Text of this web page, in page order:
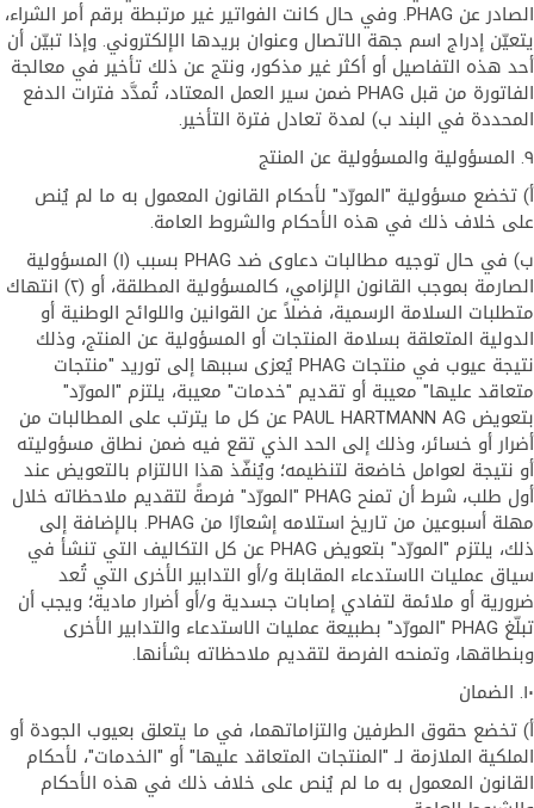
الصادر عن PHAG. وفي حال كانت الفواتير غير مرتبطة برقم أمر الشراء،
يتعيّن إدراج اسم جهة الاتصال وعنوان بريدها الإلكتروني. وإذا تبيّن أن
أحد هذه التفاصيل أو أكثر غير مذكور، ونتج عن ذلك تأخير في معالجة
الفاتورة من قبل PHAG ضمن سير العمل المعتاد، تُمدَّد فترات الدفع
المحددة في البند ب) لمدة تعادل فترة التأخير.
٩. المسؤولية والمسؤولية عن المنتج
أ) تخضع مسؤولية "المورّد" لأحكام القانون المعمول به ما لم يُنص
على خلاف ذلك في هذه الأحكام والشروط العامة.
ب) في حال توجيه مطالبات دعاوى ضد PHAG بسبب (١) المسؤولية
الصارمة بموجب القانون الإلزامي، كالمسؤولية المطلقة، أو (٢) انتهاك
متطلبات السلامة الرسمية، فضلاً عن القوانين واللوائح الوطنية أو
الدولية المتعلقة بسلامة المنتجات أو المسؤولية عن المنتج، وذلك
نتيجة عيوب في منتجات PHAG يُعزى سببها إلى توريد "منتجات
متعاقد عليها" معيبة أو تقديم "خدمات" معيبة، يلتزم "المورّد"
بتعويض PAUL HARTMANN AG عن كل ما يترتب على المطالبات من
أضرار أو خسائر، وذلك إلى الحد الذي تقع فيه ضمن نطاق مسؤوليته
أو نتيجة لعوامل خاضعة لتنظيمه؛ ويُنفّذ هذا الالتزام بالتعويض عند
أول طلب، شرط أن تمنح PHAG "المورّد" فرصةً لتقديم ملاحظاته خلال
مهلة أسبوعين من تاريخ استلامه إشعارًا من PHAG. بالإضافة إلى
ذلك، يلتزم "المورّد" بتعويض PHAG عن كل التكاليف التي تنشأ في
سياق عمليات الاستدعاء المقابلة و/أو التدابير الأخرى التي تُعد
ضرورية أو ملائمة لتفادي إصابات جسدية و/أو أضرار مادية؛ ويجب أن
تبلّغ PHAG "المورّد" بطبيعة عمليات الاستدعاء والتدابير الأخرى
وبنطاقها، وتمنحه الفرصة لتقديم ملاحظاته بشأنها.
١٠. الضمان
أ) تخضع حقوق الطرفين والتزاماتهما، في ما يتعلق بعيوب الجودة أو
الملكية الملازمة لـ "المنتجات المتعاقد عليها" أو "الخدمات"، لأحكام
القانون المعمول به ما لم يُنص على خلاف ذلك في هذه الأحكام